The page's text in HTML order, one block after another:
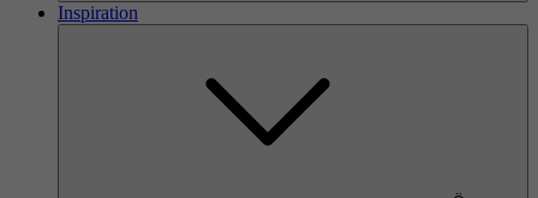
Inspiration